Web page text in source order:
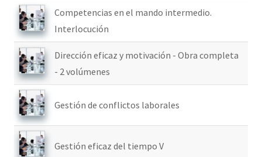
Competencias en el mando intermedio.
Interlocución
Dirección eficaz y motivación - Obra completa
- 2 volúmenes
Gestión de conflictos laborales
Gestión eficaz del tiempo V